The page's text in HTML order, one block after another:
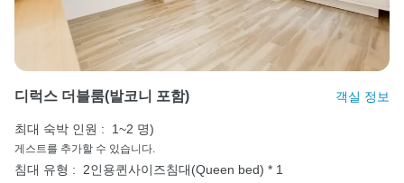
디럭스 더블룸(발코니 포함) 객실 정보
최대 숙박 인원 : 1~2 명)
게스트를 추가할 수 있습니다.
침대 유형 : 2인용퀸사이즈침대(Queen bed) * 1